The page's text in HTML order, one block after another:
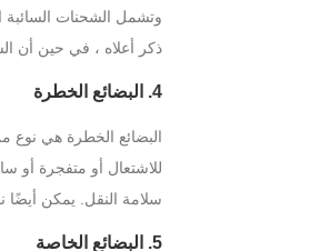
وتشمل الشحنات السائبة
ذكر أعلاه ، في حين أن
4. البضائع الخطرة
البضائع الخطرة هي نوع
للاشتعال أو متفجرة أو
سلامة النقل. يمكن أيضًا
5. البضائع الخاصة